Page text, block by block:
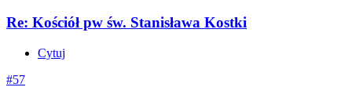
Re: Kościół pw św. Stanisława Kostki
Cytuj
#57